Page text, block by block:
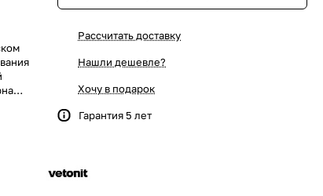
Рассчитать доставку
Нашли дешевле?
Хочу в подарок
Гарантия 5 лет